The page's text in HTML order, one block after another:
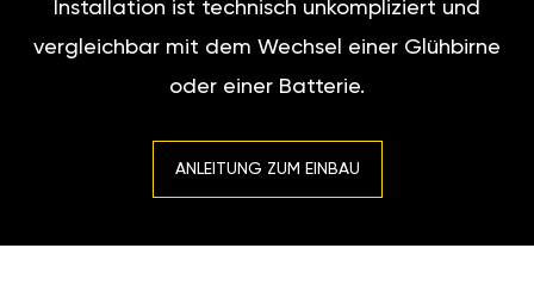
Installation ist technisch unkompliziert und
vergleichbar mit dem Wechsel einer Glühbirne
oder einer Batterie.
ANLEITUNG ZUM EINBAU